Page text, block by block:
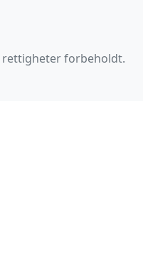
rettigheter forbeholdt.